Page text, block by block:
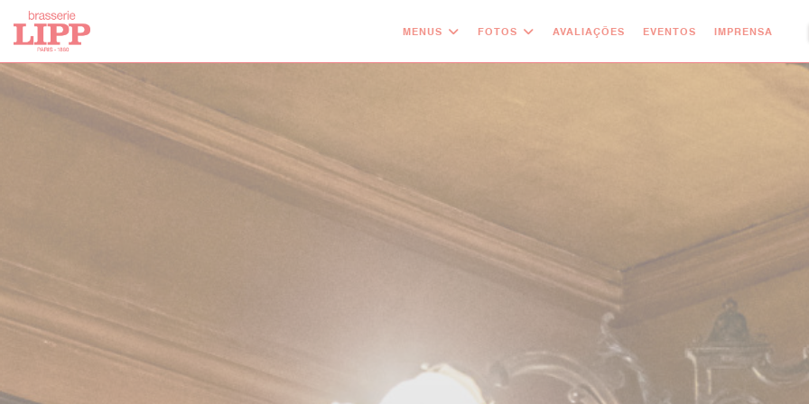
Painel de Gerenciamento de Cookies
MENUS FOTOS AVALIAÇÕES EVENTOS IMPRENSA